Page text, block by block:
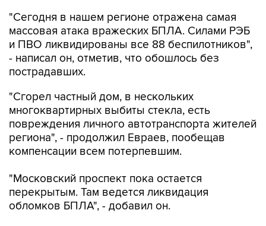
"Сегодня в нашем регионе отражена самая
массовая атака вражеских БПЛА. Силами РЭБ
и ПВО ликвидированы все 88 беспилотников",
- написал он, отметив, что обошлось без
пострадавших.
"Сгорел частный дом, в нескольких
многоквартирных выбиты стекла, есть
повреждения личного автотранспорта жителей
региона", - продолжил Евраев, пообещав
компенсации всем потерпевшим.
"Московский проспект пока остается
перекрытым. Там ведется ликвидация
обломков БПЛА", - добавил он.